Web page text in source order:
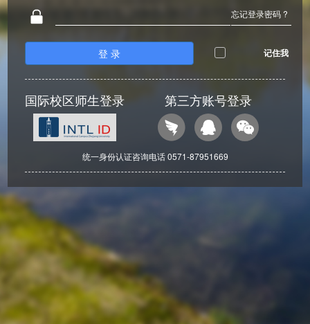
忘记登录密码 ?
登 录 记住我
国际校区师生登录 第三方账号登录
统一身份认证咨询电话 0571-87951669